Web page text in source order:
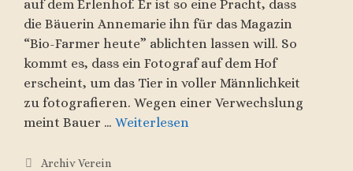
auf dem Erlenhof. Er ist so eine Pracht, dass
die Bäuerin Annemarie ihn für das Magazin
“Bio-Farmer heute” ablichten lassen will. So
kommt es, dass ein Fotograf auf dem Hof
erscheint, um das Tier in voller Männlichkeit
zu fotografieren. Wegen einer Verwechslung
meint Bauer … Weiterlesen
Kategorien
Archiv Verein